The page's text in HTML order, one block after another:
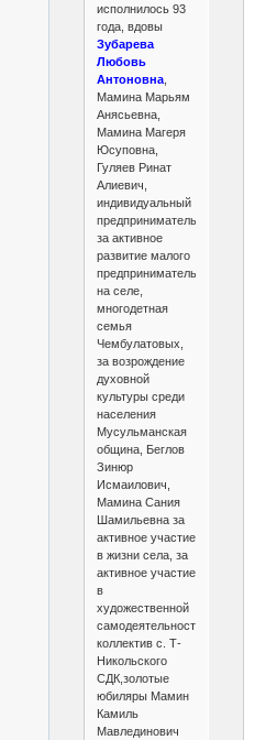
исполнилось 93
года, вдовы
Зубарева
Любовь
Антоновна,
Мамина Марьям
Анясьевна,
Мамина Магеря
Юсуповна,
Гуляев Ринат
Алиевич,
индивидуальный
предприниматель
за активное
развитие малого
предпринимательства
на селе,
многодетная
семья
Чембулатовых,
за возрождение
духовной
культуры среди
населения
Мусульманская
община, Беглов
Зинюр
Исмаилович,
Мамина Сания
Шамильевна за
активное участие
в жизни села, за
активное участие
в
художественной
самодеятельности
коллектив с. Т-
Никольского
СДК,золотые
юбиляры Мамин
Камиль
Мавлединович